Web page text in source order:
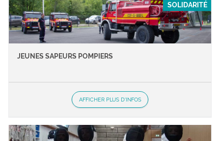
SOLIDARITÉ
JEUNES SAPEURS POMPIERS
AFFICHER PLUS D'INFOS